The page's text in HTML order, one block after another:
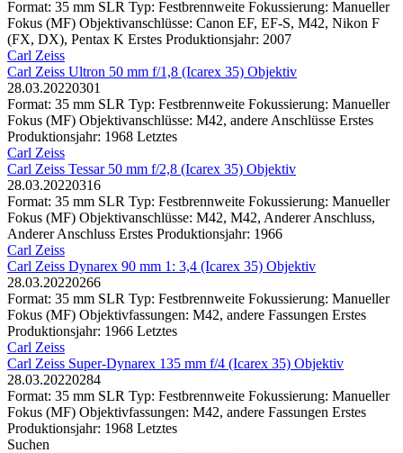
Format: 35 mm SLR Typ: Festbrennweite Fokussierung: Manueller
Fokus (MF) Objektivanschlüsse: Canon EF, EF-S, M42, Nikon F
(FX, DX), Pentax K Erstes Produktionsjahr: 2007
Carl Zeiss
Carl Zeiss Ultron 50 mm f/1,8 (Icarex 35) Objektiv
28.03.20220301
Format: 35 mm SLR Typ: Festbrennweite Fokussierung: Manueller
Fokus (MF) Objektivanschlüsse: M42, andere Anschlüsse Erstes
Produktionsjahr: 1968 Letztes
Carl Zeiss
Carl Zeiss Tessar 50 mm f/2,8 (Icarex 35) Objektiv
28.03.20220316
Format: 35 mm SLR Typ: Festbrennweite Fokussierung: Manueller
Fokus (MF) Objektivanschlüsse: M42, M42, Anderer Anschluss,
Anderer Anschluss Erstes Produktionsjahr: 1966
Carl Zeiss
Carl Zeiss Dynarex 90 mm 1: 3,4 (Icarex 35) Objektiv
28.03.20220266
Format: 35 mm SLR Typ: Festbrennweite Fokussierung: Manueller
Fokus (MF) Objektivfassungen: M42, andere Fassungen Erstes
Produktionsjahr: 1966 Letztes
Carl Zeiss
Carl Zeiss Super-Dynarex 135 mm f/4 (Icarex 35) Objektiv
28.03.20220284
Format: 35 mm SLR Typ: Festbrennweite Fokussierung: Manueller
Fokus (MF) Objektivfassungen: M42, andere Fassungen Erstes
Produktionsjahr: 1968 Letztes
Suchen